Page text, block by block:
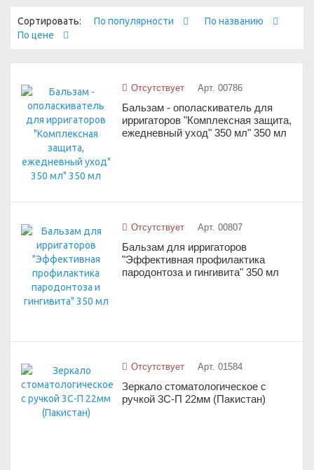
Сортировать: По популярности
По названию
По цене
Отсутствует Арт. 00786
Бальзам - ополаскиватель для
ирригаторов "Комплексная защита,
ежедневный уход" 350 мл" 350 мл
Отсутствует Арт. 00807
Бальзам для ирригаторов
"Эффективная профилактика
пародонтоза и гингивита" 350 мл
Отсутствует Арт. 01584
Зеркало стоматологическое с
ручкой 3С-П 22мм (Пакистан)